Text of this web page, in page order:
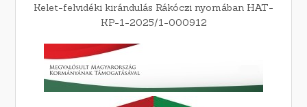
Kelet-felvidéki kirándulás Rákóczi nyomában HAT-
KP-1-2025/1-000912